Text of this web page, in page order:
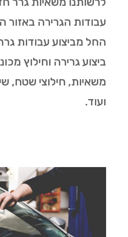
עבודות הגרירה באזור
החל מביצוע עבודות
ביצוע גרירה וחילוץ
משאיות, חילוצי שטח,
ועוד.